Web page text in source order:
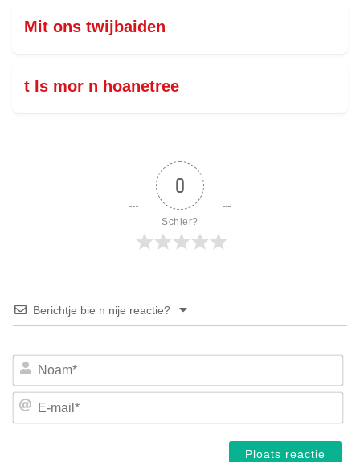
Mit ons twijbaiden
t Is mor n hoanetree
0
Schier?
Berichtje bie n nije reactie?
E-